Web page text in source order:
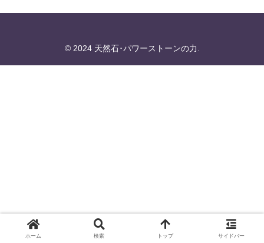
© 2024 天然石･パワーストーンの力.
ホーム 検索 トップ サイドバー